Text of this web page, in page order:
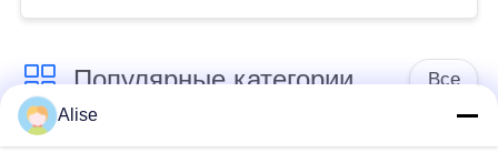
Популярные категории Все
Мотор экскаватора
Двигатель хода
Alise